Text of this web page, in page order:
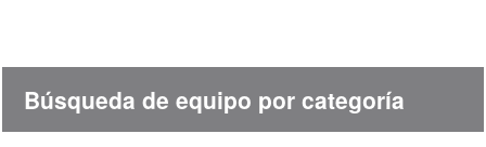
Búsqueda de equipo por categoría